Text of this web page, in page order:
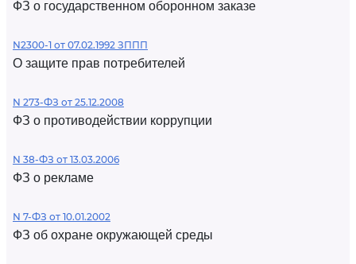
ФЗ о государственном оборонном заказе
N2300-1 от 07.02.1992 ЗППП
О защите прав потребителей
N 273-ФЗ от 25.12.2008
ФЗ о противодействии коррупции
N 38-ФЗ от 13.03.2006
ФЗ о рекламе
N 7-ФЗ от 10.01.2002
ФЗ об охране окружающей среды